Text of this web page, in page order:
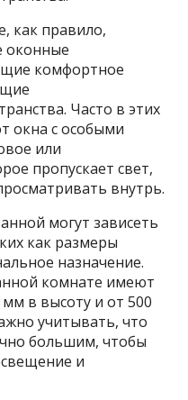
как правило,
оконные
комфортное
Часто в этих
окна с особыми
или
пропускает свет,
внутрь.
могут зависеть
как размеры
назначение.
комнате имеют
в высоту и от 500
учитывать, что
большим, чтобы
и